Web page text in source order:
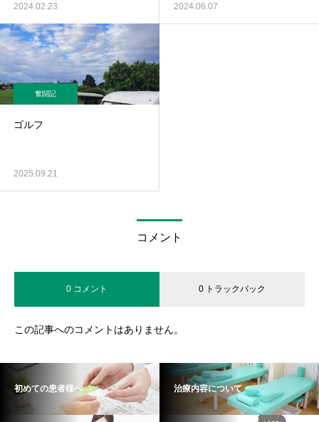
2024.02.23 2024.06.07
奮闘記
ゴルフ
2025.09.21
コメント
0 コメント 0 トラックバック
この記事へのコメントはありません。
初めての患者様へ 治療内容について